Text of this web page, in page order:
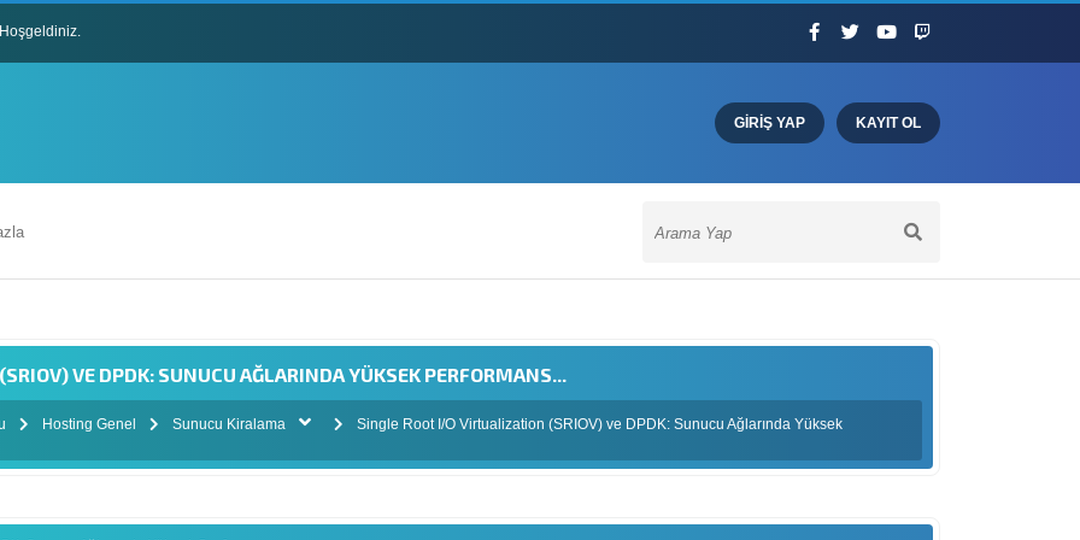
GIRIŞ YAP KAYIT OL
Hosting Genel Sunucu Kiralama
Single Root I/O Virtualization (SRIOV) ve DPDK: Sunucu Ağlarında Yüksek
VE DPDK: SUNUCU AĞLARINDA YÜKSEK PERFORMANS...